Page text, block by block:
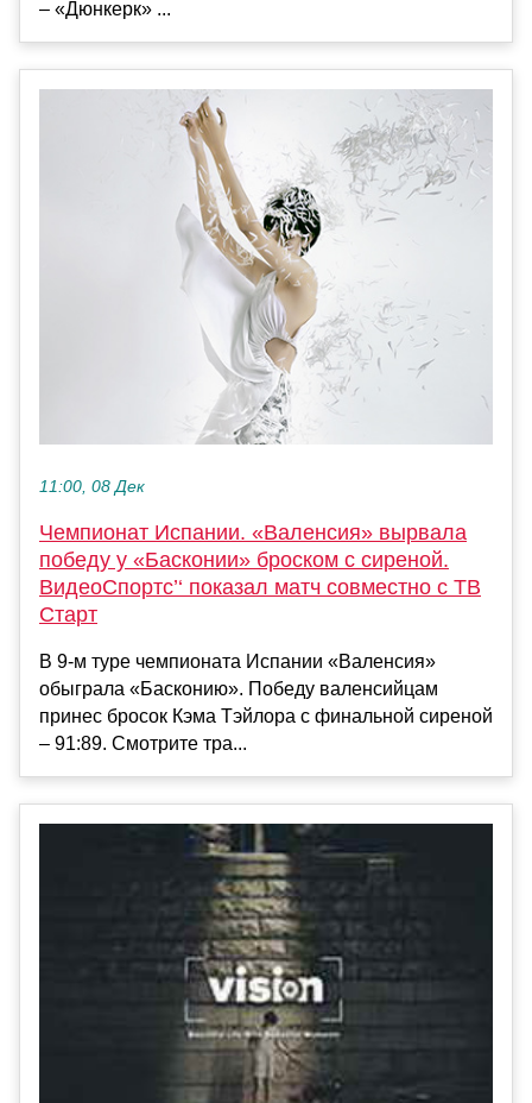
– «Дюнкерк» ...
11:00, 08 Дек
Чемпионат Испании. «Валенсия» вырвала
победу у «Басконии» броском с сиреной.
ВидеоСпортс’‘ показал матч совместно с ТВ
Старт
В 9-м туре чемпионата Испании «Валенсия»
обыграла «Басконию». Победу валенсийцам
принес бросок Кэма Тэйлора с финальной сиреной
– 91:89. Смотрите тра...